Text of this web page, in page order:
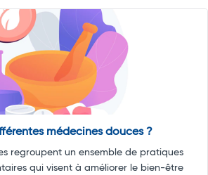
médecines douces ?
regroupent un ensemble de pratiques
qui visent à améliorer le bien-être